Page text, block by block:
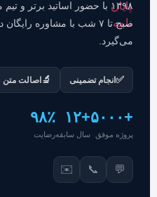
صبح تا ۷ شب با مشاوره
می‌گیرد.
✅انجام تضمینی 🔬اصالت متن
+۵۰۰۰
پروژه موفق
+۱۲
سال سابقه
۹۸٪
رضایت
💬
📞
✉️